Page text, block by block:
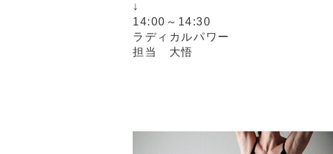
↓
14:00～14:30
ラディカルパワー
担当 大悟